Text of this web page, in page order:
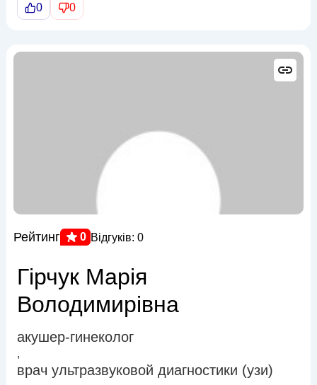
0 0
Рейтинг 0 Відгуків: 0
Гірчук Марія
Володимирівна
акушер-гинеколог
,
врач ультразвуковой диагностики (узи)